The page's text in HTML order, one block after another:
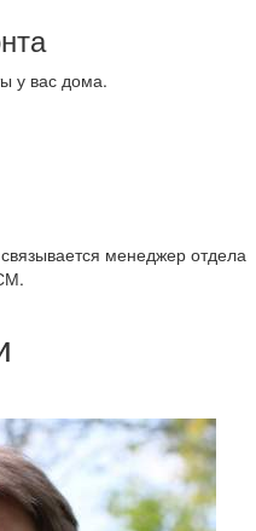
у вас дома.
менеджер отдела